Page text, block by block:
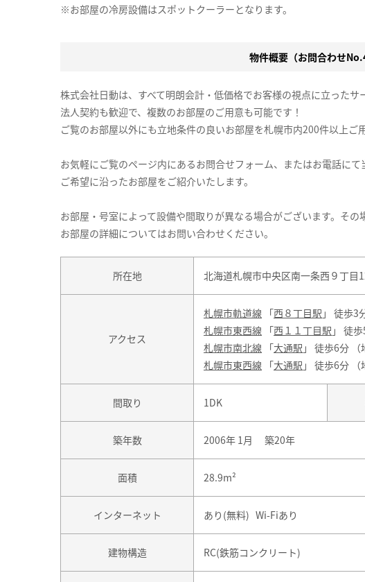
※お部屋の冷房設備はスポットクーラーとなります。
物件概要（お問合わせ
株式会社日動は、すべて明朗会計・低価格でお客様の視点に立ったサ
法人契約も歓迎で、複数のお部屋のご用意も可能です！
ご覧のお部屋以外にも立地条件の良いお部屋を札幌市内200件以上ご
お気軽にご覧のページ内にあるお問合せフォーム、またはお電話に
ご希望に沿ったお部屋をご紹介いたします。
お部屋・号室によって設備や間取りが異なる場合がございます。その
お部屋の詳細についてはお問い合わせください。
所在地 北海道札幌市中央区南一条西９丁目
アクセス
札幌市軌道線 「西８丁目駅 」 徒歩3
札幌市東西線 「西１１丁目駅 」 徒
札幌市南北線 「大通駅 」 徒歩6分 （
札幌市東西線 「大通駅 」 徒歩6分 （
間取り 1DK
築年数 2006年 1月 築20年
面積 28.9m²
インターネット あり(無料) Wi-Fiあり
建物構造 RC(鉄筋コンクリート)